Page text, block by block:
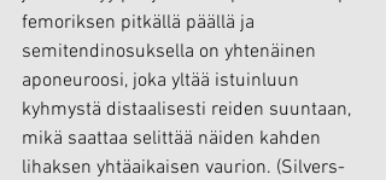
femoriksen pitkällä päällä ja
semitendinosuksella on yhtenäinen
aponeuroosi, joka yltää istuinluun
kyhmystä distaalisesti reiden suuntaan,
mikä saattaa selittää näiden kahden
lihaksen yhtäaikaisen vaurion. (Silvers-